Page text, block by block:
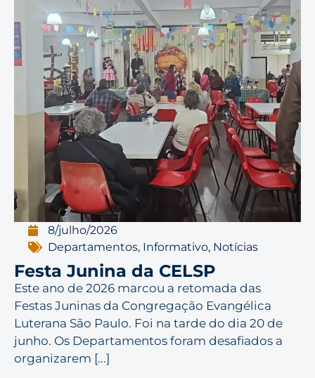
8/julho/2026
Departamentos, Informativo, Notícias
Festa Junina da CELSP
Este ano de 2026 marcou a retomada das
Festas Juninas da Congregação Evangélica
Luterana São Paulo. Foi na tarde do dia 20 de
junho. Os Departamentos foram desafiados a
organizarem [...]